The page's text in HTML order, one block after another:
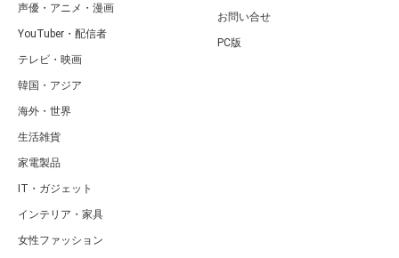
声優・アニメ・漫画
YouTuber・配信者
テレビ・映画
韓国・アジア
海外・世界
生活雑貨
家電製品
IT・ガジェット
インテリア・家具
女性ファッション
お問い合せ
PC版